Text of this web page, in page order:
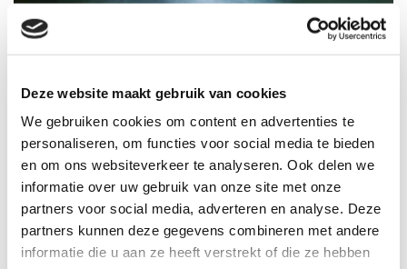
Deze website maakt gebruik van cookies
We gebruiken cookies om content en advertenties te
personaliseren, om functies voor social media te bieden
en om ons websiteverkeer te analyseren. Ook delen we
informatie over uw gebruik van onze site met onze
partners voor social media, adverteren en analyse. Deze
partners kunnen deze gegevens combineren met andere
informatie die u aan ze heeft verstrekt of die ze hebben
Beroepsverenigingen